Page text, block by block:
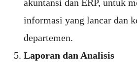
akuntansi dan ERP, untuk
informasi yang lancar dan
departemen.
Laporan dan Analisis